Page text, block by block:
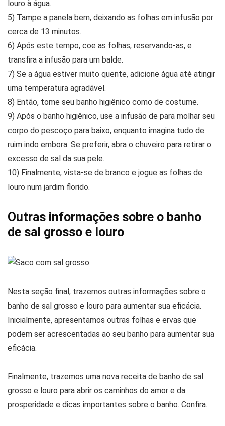
louro à água.
5) Tampe a panela bem, deixando as folhas em infusão por
cerca de 13 minutos.
6) Após este tempo, coe as folhas, reservando-as, e
transfira a infusão para um balde.
7) Se a água estiver muito quente, adicione água até atingir
uma temperatura agradável.
8) Então, tome seu banho higiênico como de costume.
9) Após o banho higiênico, use a infusão de para molhar seu
corpo do pescoço para baixo, enquanto imagina tudo de
ruim indo embora. Se preferir, abra o chuveiro para retirar o
excesso de sal da sua pele.
10) Finalmente, vista-se de branco e jogue as folhas de
louro num jardim florido.
Outras informações sobre o banho
de sal grosso e louro
Nesta seção final, trazemos outras informações sobre o
banho de sal grosso e louro para aumentar sua eficácia.
Inicialmente, apresentamos outras folhas e ervas que
podem ser acrescentadas ao seu banho para aumentar sua
eficácia.
Finalmente, trazemos uma nova receita de banho de sal
grosso e louro para abrir os caminhos do amor e da
prosperidade e dicas importantes sobre o banho. Confira.